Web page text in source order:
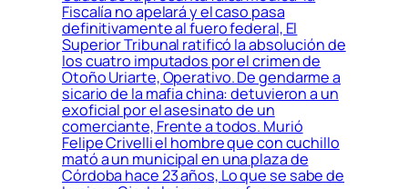
Fiscalía no apelará y el caso pasa
definitivamente al fuero federal, El
Superior Tribunal ratificó la absolución de
los cuatro imputados por el crimen de
Otoño Uriarte, Operativo. De gendarme a
sicario de la mafia china: detuvieron a un
exoficial por el asesinato de un
comerciante, Frente a todos. Murió
Felipe Crivelli el hombre que con cuchillo
mató a un municipal en una plaza de
Córdoba hace 23 años, Lo que se sabe de